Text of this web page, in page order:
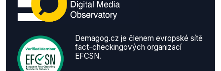
Demagog.cz je členem evropské sítě
fact-checkingových organizací
EFCSN.